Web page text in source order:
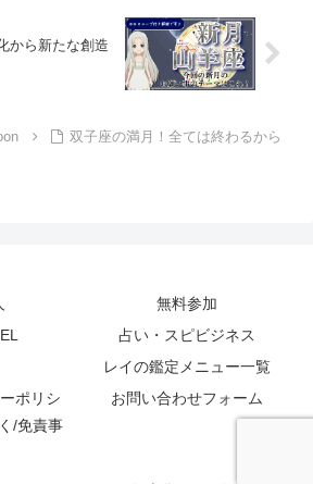
から新たな創造
双子座の満月！全ては終わるから
無料参加
占い・スピビジネス
レイの鑑定メニュー一覧
ポリシ
/免責事
お問い合わせフォーム